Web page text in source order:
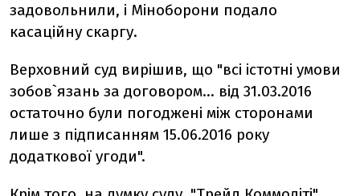
задовольнили, і Міноборони подало
касаційну скаргу.
Верховний суд вирішив, що "всі істотні умови
зобов`язань за договором… від 31.03.2016
остаточно були погоджені між сторонами
лише з підписанням 15.06.2016 року
додаткової угоди".